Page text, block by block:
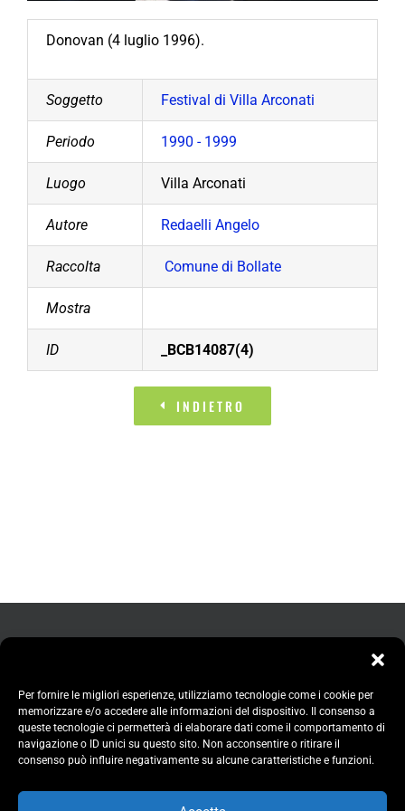
Per fornire le migliori esperienze, utilizziamo tecnologie come i cookie per
memorizzare e/o accedere alle informazioni del dispositivo. Il consenso a
queste tecnologie ci permetterà di elaborare dati come il comportamento di
navigazione o ID unici su questo sito. Non acconsentire o ritirare il
consenso può influire negativamente su alcune caratteristiche e funzioni.
Donovan (4 luglio 1996).
Soggetto Festival di Villa Arconati
Periodo 1990 - 1999
Luogo Villa Arconati
Autore Redaelli Angelo
Raccolta Comune di Bollate
Mostra
ID _BCB14087(4)
INDIETRO